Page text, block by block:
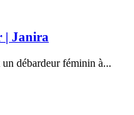
| Janira
débardeur féminin à...